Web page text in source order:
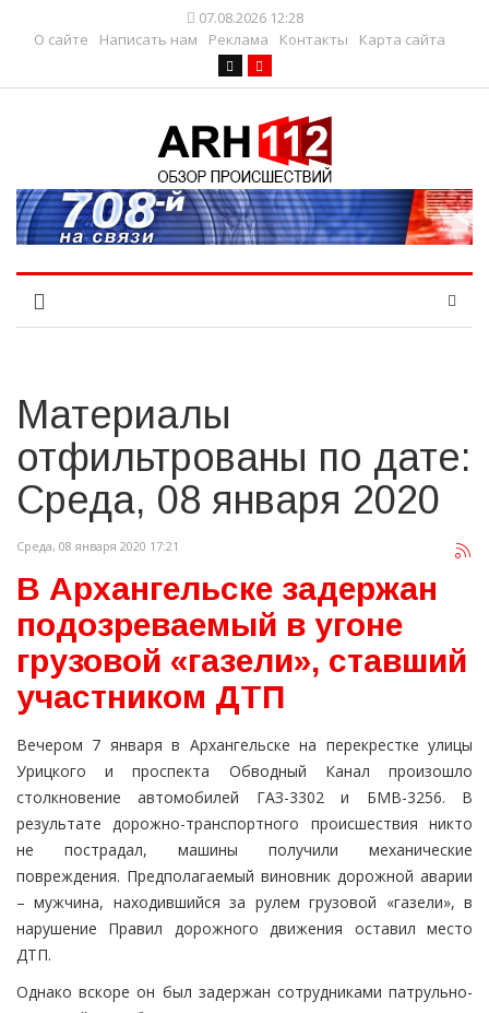
07.08.2026 12:28
О сайте
Написать нам Реклама Контакты Карта сайта
Материалы
отфильтрованы по дате:
Среда, 08 января 2020
Среда, 08 января 2020 17:21
В Архангельске задержан
подозреваемый в угоне
грузовой «газели», ставший
участником ДТП
Вечером 7 января в Архангельске на перекрестке улицы
Урицкого и проспекта Обводный Канал произошло
столкновение автомобилей ГАЗ-3302 и БМВ-3256. В
результате дорожно-транспортного происшествия никто
не пострадал, машины получили механические
повреждения. Предполагаемый виновник дорожной аварии
– мужчина, находившийся за рулем грузовой «газели», в
нарушение Правил дорожного движения оставил место
ДТП.
Однако вскоре он был задержан сотрудниками патрульно-